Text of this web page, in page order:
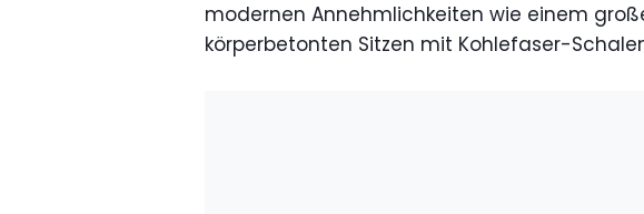
modernen Annehmlichkeiten wie einem
körperbetonten Sitzen mit Kohlefaser-